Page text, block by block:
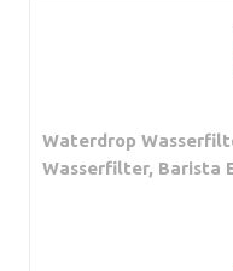
Waterdrop
Wasserfilter, Barista